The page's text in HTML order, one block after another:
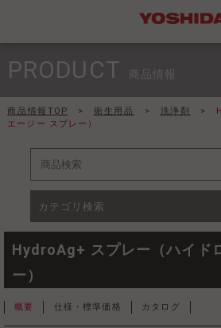
PRODUCT 商品情報
商品情報TOP > 衛生用品 > 洗浄剤 >
エージー スプレー）
カテゴリ検索
HydroAg+ スプレー（ハイド
ー）
概要 仕様・標準価格 カタログ